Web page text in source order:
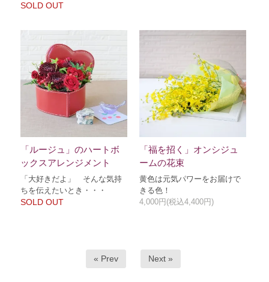
SOLD OUT
「ルージュ」のハートボ
ックスアレンジメント
「大好きだよ」 そんな気持
ちを伝えたいとき・・・
SOLD OUT
「福を招く」オンシジュ
ームの花束
黄色は元気パワーをお届けで
きる色！
4,000円(税込4,400円)
« Prev Next »